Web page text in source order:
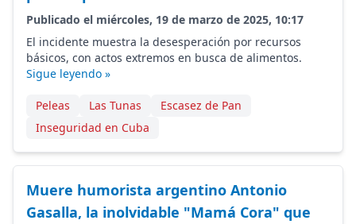
Publicado el miércoles, 19 de marzo de 2025, 10:17
El incidente muestra la desesperación por recursos
básicos, con actos extremos en busca de alimentos.
Sigue leyendo »
Peleas Las Tunas
Escasez de Pan
Inseguridad en Cuba
Muere humorista argentino Antonio
Gasalla, la inolvidable "Mamá Cora" que